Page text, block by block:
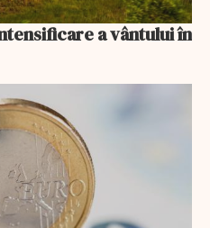
a vântului în